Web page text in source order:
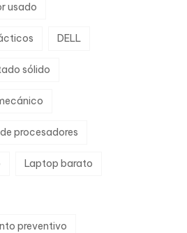
usado
DELL
sólido
procesadores
Laptop barato
preventivo